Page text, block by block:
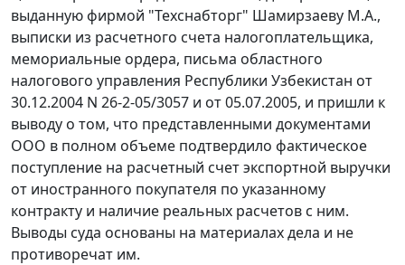
выданную фирмой "Техснабторг" Шамирзаеву М.А.,
выписки из расчетного счета налогоплательщика,
мемориальные ордера, письма областного
налогового управления Республики Узбекистан от
30.12.2004 N 26-2-05/3057 и от 05.07.2005, и пришли к
выводу о том, что представленными документами
ООО в полном объеме подтвердило фактическое
поступление на расчетный счет экспортной выручки
от иностранного покупателя по указанному
контракту и наличие реальных расчетов с ним.
Выводы суда основаны на материалах дела и не
противоречат им.